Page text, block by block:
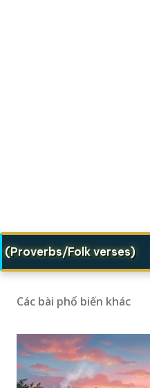
Folk verses) |
Các bài phổ biến khác